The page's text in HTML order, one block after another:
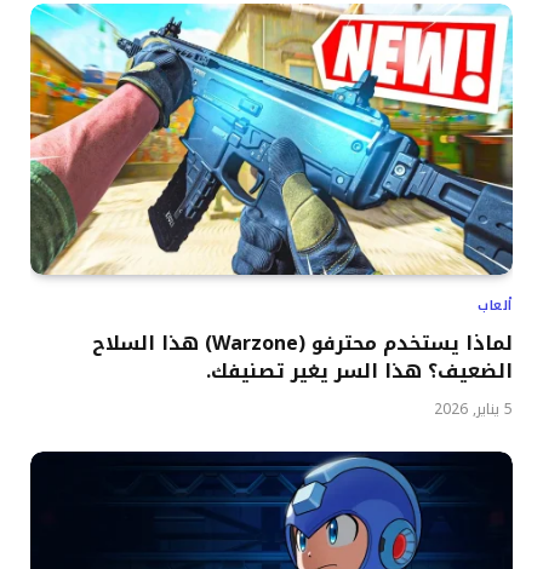
ألعاب
لماذا يستخدم محترفو (Warzone) هذا السلاح
الضعيف؟ هذا السر يغير تصنيفك.
5 يناير, 2026